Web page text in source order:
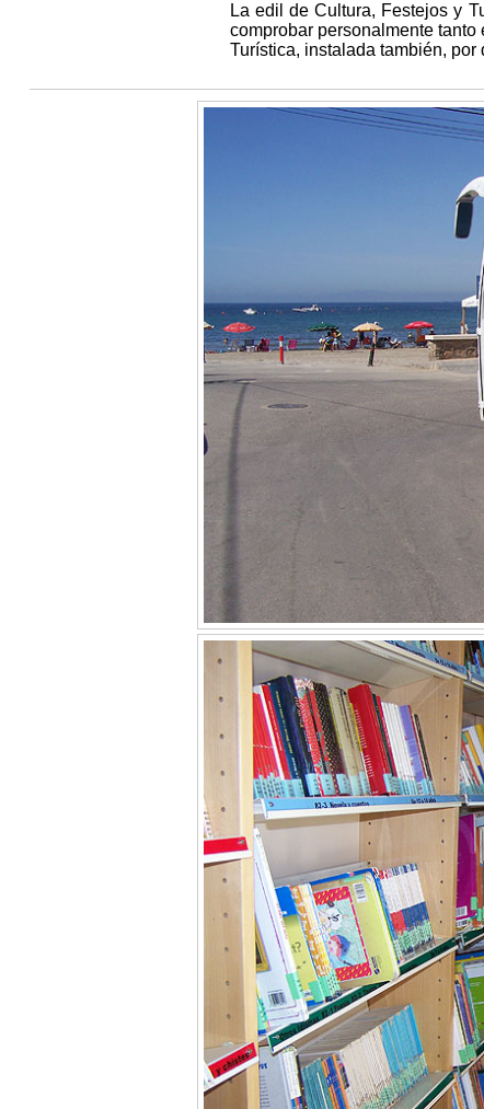
La edil de Cultura, Festejos y
comprobar personalmente
Turística, instalada también,